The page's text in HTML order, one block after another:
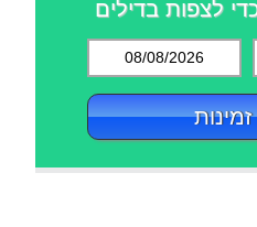
לצפות בדילים
08/08/2026